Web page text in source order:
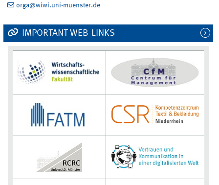
orga@wiwi.uni-muenster.de
IMPORTANT WEB-LINKS